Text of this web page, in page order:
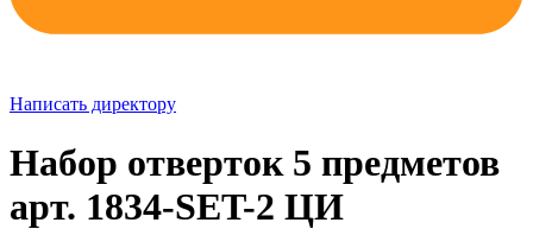
Написать директору
Набор отверток 5 предметов
арт. 1834-SET-2 ЦИ